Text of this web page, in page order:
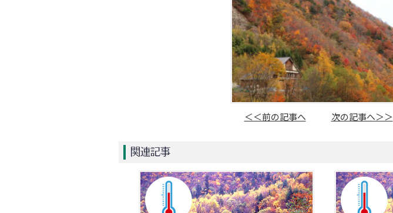
＜＜前の記事へ 次の記事へ＞＞
関連記事